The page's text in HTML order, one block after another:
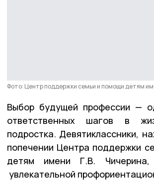
Фото: Центр поддержки семьи и помощи детям
Выбор будущей профессии —
ответственных шагов в
подростка. Девятиклассники,
попечении Центра поддержки
детям имени Г.В.
увлекательной